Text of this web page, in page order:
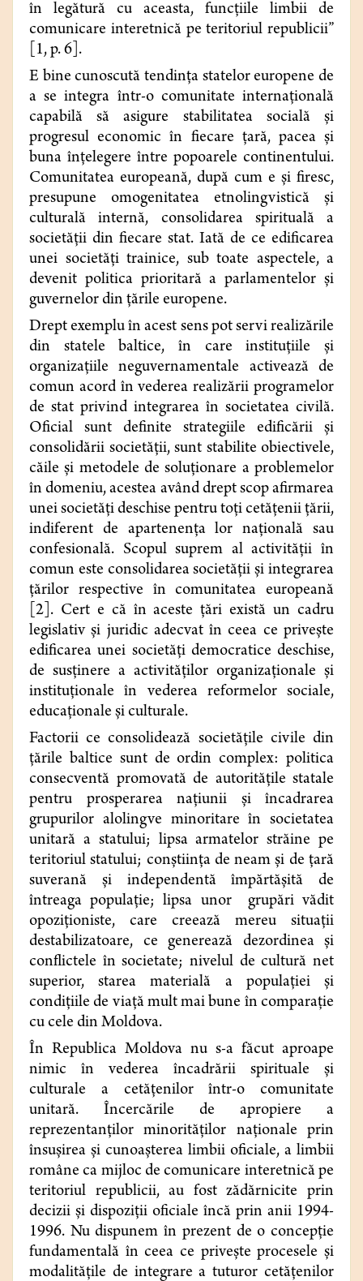
în legătură cu aceasta, funcţiile limbii de
comunicare interetnică pe teritoriul republicii”
[1, p. 6].
E bine cunoscută tendinţa statelor europene de
a se integra într-o comunitate internaţională
capabilă să asigure stabilitatea socială şi
progresul economic în fiecare ţară, pacea şi
buna înţelegere între popoarele continentului.
Comunitatea europeană, după cum e şi firesc,
presupune omogenitatea etnolingvistică şi
culturală internă, consolidarea spirituală a
societăţii din fiecare stat. Iată de ce edificarea
unei societăţi trainice, sub toate aspectele, a
devenit politica prioritară a parlamentelor şi
guvernelor din ţările europene.
Drept exemplu în acest sens pot servi realizările
din statele baltice, în care instituţiile şi
organizaţiile neguvernamentale activează de
comun acord în vederea realizării programelor
de stat privind integrarea în societatea civilă.
Oficial sunt definite strategiile edificării şi
consolidării societăţii, sunt stabilite obiectivele,
căile şi metodele de soluţionare a problemelor
în domeniu, acestea având drept scop afirmarea
unei societăţi deschise pentru toţi cetăţenii ţării,
indiferent de apartenenţa lor naţională sau
confesională. Scopul suprem al activităţii în
comun este consolidarea societăţii şi integrarea
ţărilor respective în comunitatea europeană
[2]. Cert e că în aceste țări există un cadru
legislativ şi juridic adecvat în ceea ce privește
edificarea unei societăţi democratice deschise,
de susţinere a activităţilor organizaţionale şi
instituţionale în vederea reformelor sociale,
educaţionale şi culturale.
Factorii ce consolidează societăţile civile din
ţările baltice sunt de ordin complex: politica
consecventă promovată de autorităţile statale
pentru prosperarea naţiunii şi încadrarea
grupurilor alolingve minoritare în societatea
unitară a statului; lipsa armatelor străine pe
teritoriul statului; conştiinţa de neam şi de ţară
suverană şi independentă împărtăşită de
întreaga populaţie; lipsa unor grupări vădit
opoziţioniste, care creează mereu situaţii
destabilizatoare, ce generează dezordinea şi
conflictele în societate; nivelul de cultură net
superior, starea materială a populaţiei şi
condiţiile de viaţă mult mai bune în comparaţie
cu cele din Moldova.
În Republica Moldova nu s-a făcut aproape
nimic în vederea încadrării spirituale şi
culturale a cetăţenilor într-o comunitate
unitară. Încercările de apropiere a
reprezentanţilor minorităţilor naţionale prin
însuşirea şi cunoaşterea limbii oficiale, a limbii
române ca mijloc de comunicare interetnică pe
teritoriul republicii, au fost zădărnicite prin
decizii şi dispoziţii oficiale încă prin anii 1994-
1996. Nu dispunem în prezent de o concepţie
fundamentală în ceea ce priveşte procesele şi
modalităţile de integrare a tuturor cetăţenilor